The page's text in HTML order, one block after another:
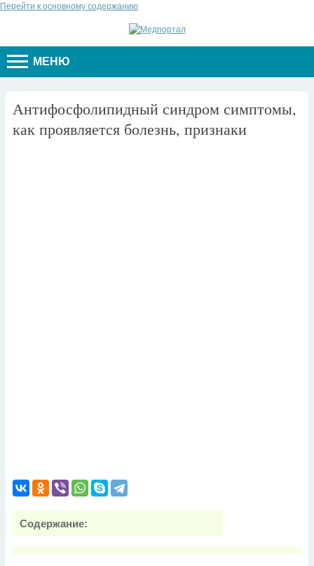
Перейти к основному содержанию
МЕНЮ
Антифосфолипидный синдром симптомы,
как проявляется болезнь, признаки
Содержание: